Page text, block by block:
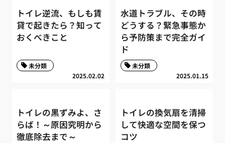
トイレ逆流、もしも賃
貸で起きたら？知って
おくべきこと
2025.02.02
未分類
水道トラブル、その時
どうする？緊急事態か
ら予防策まで完全ガイ
ド
2025.01.15
未分類
トイレの黒ずみよ、さ
らば！～原因究明から
徹底除去まで～
トイレの換気扇を清掃
して快適な空間を保つ
コツ